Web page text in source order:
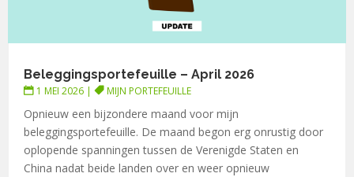
Beleggingsportefeuille – April 2026
1 MEI 2026 | MIJN PORTEFEUILLE
Opnieuw een bijzondere maand voor mijn
beleggingsportefeuille. De maand begon erg onrustig door
oplopende spanningen tussen de Verenigde Staten en
China nadat beide landen over en weer opnieuw